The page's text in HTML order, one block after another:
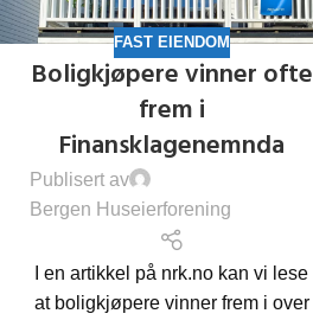
FAST EIENDOM
Boligkjøpere vinner ofte
frem i
Finansklagenemnda
Publisert av
Bergen Huseierforening
I en artikkel på nrk.no kan vi lese
at boligkjøpere vinner frem i over